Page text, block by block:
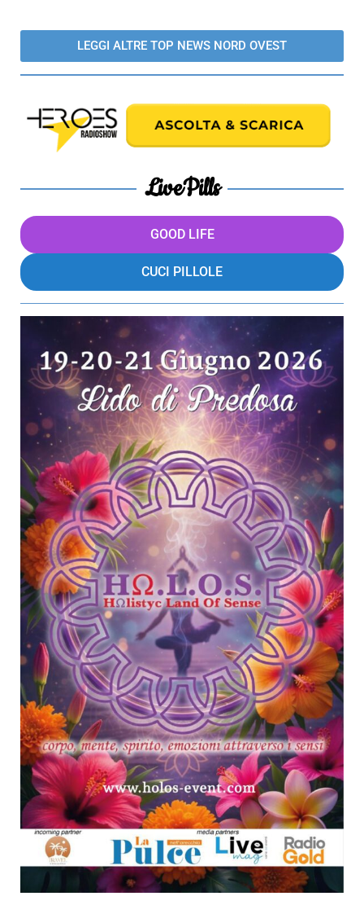
LEGGI ALTRE TOP NEWS NORD OVEST
LivePills
GOOD LIFE
CUCI PILLOLE